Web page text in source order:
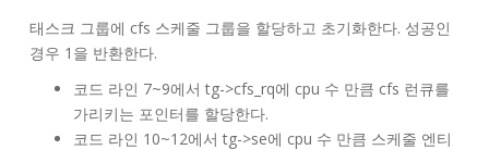
태스크 그룹에 cfs 스케줄 그룹을 할당하고 초기화한다. 성공인
경우 1을 반환한다.
코드 라인 7~9에서 tg->cfs_rq에 cpu 수 만큼 cfs 런큐를
가리키는 포인터를 할당한다.
코드 라인 10~12에서 tg->se에 cpu 수 만큼 스케줄 엔티